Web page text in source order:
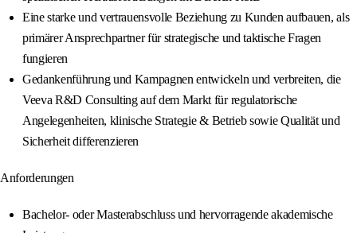
Eine starke und vertrauensvolle Beziehung zu Kunden aufbauen, als
primärer Ansprechpartner für strategische und taktische Fragen
fungieren
Gedankenführung und Kampagnen entwickeln und verbreiten, die
Veeva R&D Consulting auf dem Markt für regulatorische
Angelegenheiten, klinische Strategie & Betrieb sowie Qualität und
Sicherheit differenzieren
Anforderungen
Bachelor- oder Masterabschluss und hervorragende akademische